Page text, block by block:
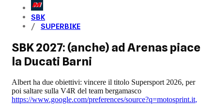
SBK
SUPERBIKE
SBK 2027: (anche) ad Arenas piace
la Ducati Barni
Albert ha due obiettivi: vincere il titolo Supersport 2026, per
poi saltare sulla V4R del team bergamasco
https://www.google.com/preferences/source?q=motosprint.it,